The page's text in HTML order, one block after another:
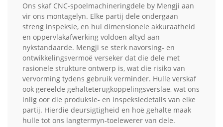
Ons skaf CNC-spoelmachineringdele by Mengji aan
vir ons montagelyn. Elke partij dele ondergaan
streng inspeksie, en hul dimensionele akkuraatheid
en oppervlakafwerking voldoen altyd aan
nykstandaarde. Mengji se sterk navorsing- en
ontwikkelingsvermoë verseker dat die dele met
rasionele strukture ontwerp is, wat die risiko van
vervorming tydens gebruik verminder. Hulle verskaf
ook gereelde gehalteterugkoppelingsverslae, wat ons
inlig oor die produksie- en inspeksiedetails van elke
partij. Hierdie deursigtigheid en hoë gehalte maak
hulle tot ons langtermyn-toelewerer van dele.